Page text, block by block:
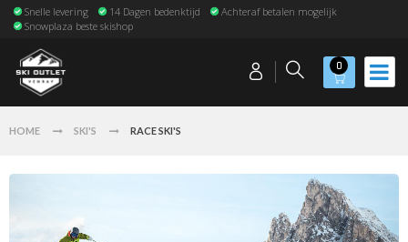
Snelle levering 14 Dagen bedenktijd
Achteraf betalen mogelijk
Snowplaza beste skishop
0
HOME SKI'S RACE SKI'S